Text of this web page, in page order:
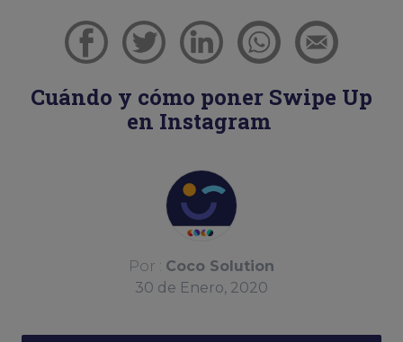
Cuándo y cómo poner Swipe Up
en Instagram
Por : Coco Solution
30 de Enero, 2020